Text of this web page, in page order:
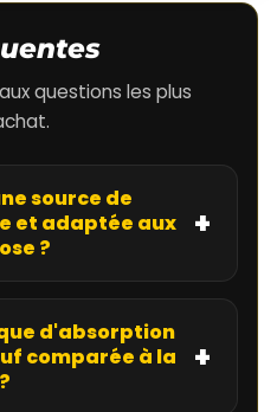
questions les plus
source de
et adaptée aux
?
d'absorption
comparée à la